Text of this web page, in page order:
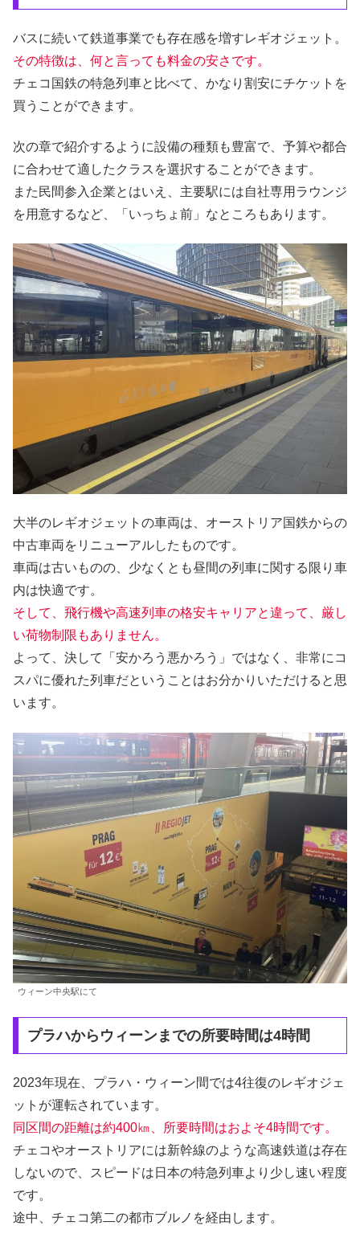
バスに続いて鉄道事業でも存在感を増すレギオジェット。
その特徴は、何と言っても料金の安さです。
チェコ国鉄の特急列車と比べて、かなり割安にチケットを
買うことができます。
次の章で紹介するように設備の種類も豊富で、予算や都合
に合わせて適したクラスを選択することができます。
また民間参入企業とはいえ、主要駅には自社専用ラウンジ
を用意するなど、「いっちょ前」なところもあります。
大半のレギオジェットの車両は、オーストリア国鉄からの
中古車両をリニューアルしたものです。
車両は古いものの、少なくとも昼間の列車に関する限り車
内は快適です。
そして、飛行機や高速列車の格安キャリアと違って、厳し
い荷物制限もありません。
よって、決して「安かろう悪かろう」ではなく、非常にコ
スパに優れた列車だということはお分かりいただけると思
います。
ウィーン中央駅にて
プラハからウィーンまでの所要時間は4時間
2023年現在、プラハ・ウィーン間では4往復のレギオジェ
ットが運転されています。
同区間の距離は約400㎞、所要時間はおよそ4時間です。
チェコやオーストリアには新幹線のような高速鉄道は存在
しないので、スピードは日本の特急列車より少し速い程度
です。
途中、チェコ第二の都市ブルノを経由します。